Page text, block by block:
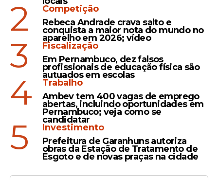
analisa suspensão de regra
sobre aborto em crianças
vítimas de estupro
Levantamento
Aborto é considerado
imoral por 63% dos
brasileiros, revela pesquisa
2
Competição
Rebeca Andrade crava salto e
conquista a maior nota do mundo no
aparelho em 2026; vídeo
3
Fiscalização
Em Pernambuco, dez falsos
profissionais de educação física são
autuados em escolas
4
Trabalho
Ambev tem 400 vagas de emprego
abertas, incluindo oportunidades em
Pernambuco; veja como se
candidatar
5
Investimento
Prefeitura de Garanhuns autoriza
obras da Estação de Tratamento de
Esgoto e de novas praças na cidade